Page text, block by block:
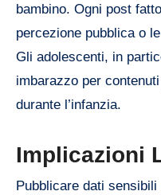
bambino. Ogni post
percezione pubblica o
Gli adolescenti, in
imbarazzo per
durante l’infanzia.
Implicazioni
Pubblicare dati